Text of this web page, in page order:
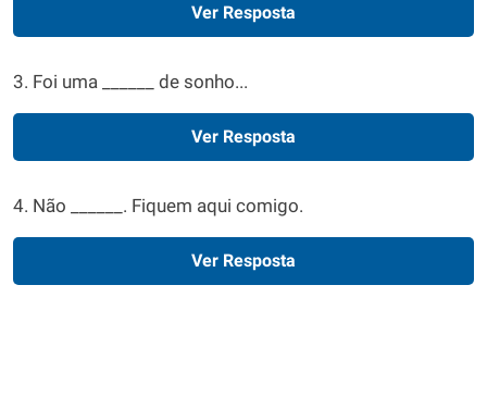
Ver Resposta
3. Foi uma ______ de sonho...
Ver Resposta
4. Não ______. Fiquem aqui comigo.
Ver Resposta